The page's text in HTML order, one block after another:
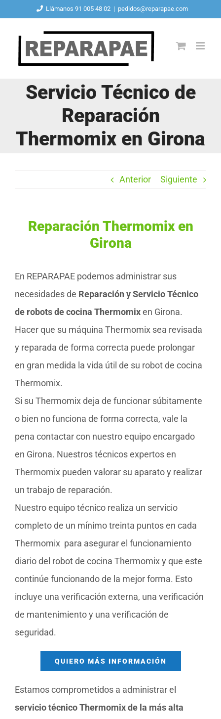
contenido
Llámanos 91 005 48 02 | pedidos@reparapae.com
Servicio Técnico de
Reparación
Thermomix en Girona
Anterior Siguiente
Reparación Thermomix en
Girona
En REPARAPAE podemos administrar sus
necesidades de Reparación y Servicio Técnico
de robots de cocina Thermomixen Girona.
Hacer que su máquina Thermomix sea revisada
y reparada de forma correcta puede prolongar
en gran medida la vida útil de su robot de cocina
Thermomix.
Si su Thermomix deja de funcionar súbitamente
o bien no funciona de forma correcta, vale la
pena contactar con nuestro equipo encargado
en Girona. Nuestros técnicos expertos en
Thermomix pueden valorar su aparato y realizar
un trabajo de reparación.
Nuestro equipo técnico realiza un servicio
completo de un mínimo treinta puntos en cada
Thermomix para asegurar el funcionamiento
diario del robot de cocina Thermomix y que este
continúe funcionando de la mejor forma. Esto
incluye una verificación externa, una verificación
de mantenimiento y una verificación de
seguridad.
QUIERO MÁS INFORMACIÓN
Estamos comprometidos a administrar el
servicio técnico Thermomix de la más alta